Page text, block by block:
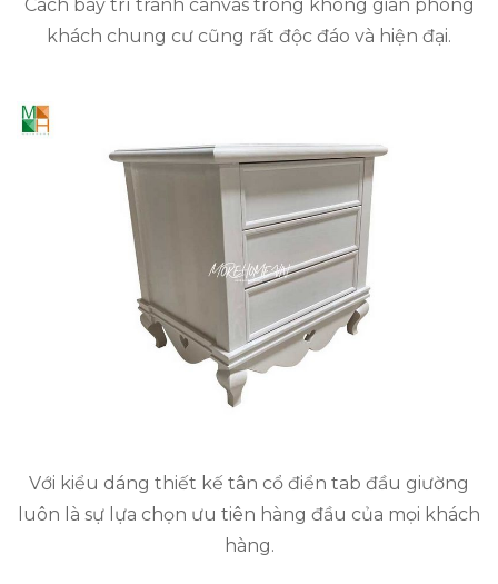
Cách bày trí tranh canvas trong không gian phòng
khách chung cư cũng rất độc đáo và hiện đại.
Với kiểu dáng thiết kế tân cổ điển tab đầu giường
luôn là sự lựa chọn ưu tiên hàng đầu của mọi khách
hàng.